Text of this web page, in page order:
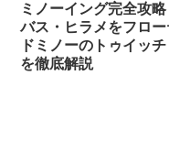
ミノーイング完全攻
バス・ヒラメをフロ
ドミノーのトゥイッ
を徹底解説